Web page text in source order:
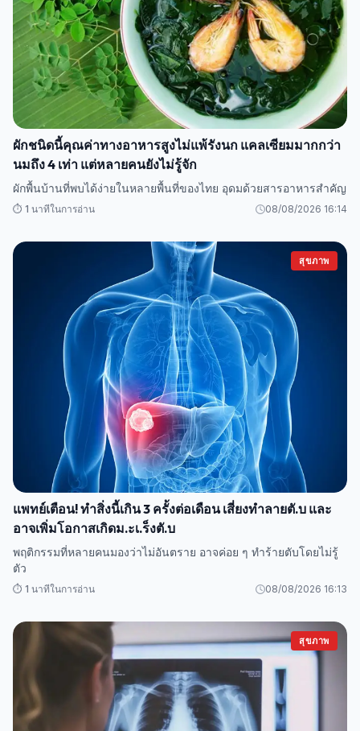
ผักชนิดนี้คุณค่าทางอาหารสูงไม่แพ้รังนก แคลเซียมมากกว่า
นมถึง 4 เท่า แต่หลายคนยังไม่รู้จัก
ผักพื้นบ้านที่พบได้ง่ายในหลายพื้นที่ของไทย อุดมด้วยสารอาหารสำคัญ
⏱️ 1 นาทีในการอ่าน 08/08/2026 16:14
สุขภาพ
แพทย์เตือน! ทำสิ่งนี้เกิน 3 ครั้งต่อเดือน เสี่ยงทำลายตั.บ และ
อาจเพิ่มโอกาสเกิดม.ะเ.ร็งตั.บ
พฤติกรรมที่หลายคนมองว่าไม่อันตราย อาจค่อย ๆ ทำร้ายตับโดยไม่รู้
ตัว
⏱️ 1 นาทีในการอ่าน 08/08/2026 16:13
สุขภาพ